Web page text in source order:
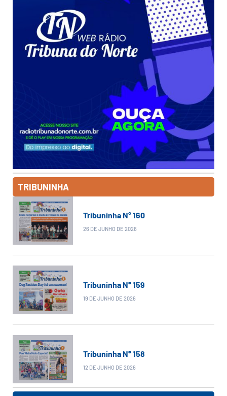
TRIBUNINHA
Tribuninha N° 160
26 DE JUNHO DE 2026
Tribuninha N° 159
19 DE JUNHO DE 2026
Tribuninha N° 158
12 DE JUNHO DE 2026